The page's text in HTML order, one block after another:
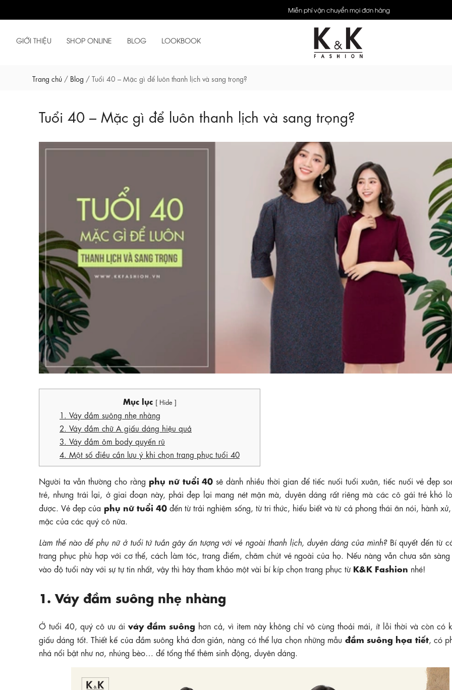
Miễn phí vận chuyển mọi đơn hàng
GIỚI THIỆU SHOP ONLINE BLOG LOOKBOOK
Trang chủ / Blog / Tuổi 40 – Mặc gì để luôn thanh lịch và sang trọng?
Tuổi 40 – Mặc gì để luôn thanh lịch và sang trọng?
Mục lục [ Hide ]
1. Váy đầm suông nhẹ nhàng
2. Váy đầm chữ A giấu dáng hiệu quả
3. Váy đầm ôm body quyến rũ
4. Một số điều cần lưu ý khi chọn trang phục tuổi 40
Người ta vẫn thường cho rằng phụ nữ tuổi 40 sẽ dành nhiều thời gian để tiếc nuối tuổi xuân, tiếc nuối vẻ đẹp
trẻ, nhưng trái lại, ở giai đoạn này, phái đẹp lại mang nét mặn mà, duyên dáng rất riêng mà các cô gái trẻ khó
được. Vẻ đẹp của phụ nữ tuổi 40đến từ trải nghiệm sống, từ tri thức, hiểu biết và từ cả phong thái ăn nói, hành
mặc của các quý cô nữa.
Làm thế nào để phụ nữ ở tuổi tứ tuần gây ấn tượng với vẻ ngoài thanh lịch, duyên dáng của mình?Bí quyết đến từ
trang phục phù hợp với cơ thể, cách làm tóc, trang điểm, chăm chút vẻ ngoài của họ. Nếu nàng vẫn chưa sẵn
vào độ tuổi này với sự tự tin nhất, vậy thì hãy tham khảo một vài bí kíp chọn trang phục từK&K Fashion nhé!
1. Váy đầm suông nhẹ nhàng
Ở tuổi 40, quý cô ưu áiváy đầm suông hơn cả, vì item này không chỉ vô cùng thoải mái, ít lỗi thời và còn có
giấu dáng tốt. Thiết kế của đầm suông khá đơn giản, nàng có thể lựa chọn những mẫu đầm suông họa tiết, có
nhá nổi bật như nơ, nhúng bèo… để tổng thể thêm sinh động, duyên dáng.